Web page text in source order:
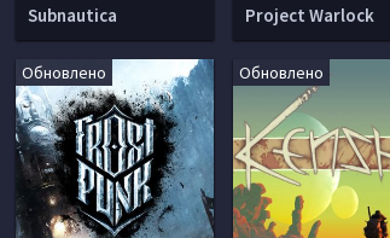
Subnautica Project Warlock
Обновлено Обновлено